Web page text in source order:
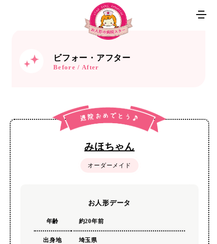
ビフォー・アフター
Before / After
みほちゃん
オーダーメイド
お人形データ
年齢 約20年前
出身地 埼玉県